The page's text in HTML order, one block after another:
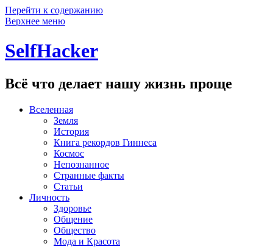
Перейти к содержанию
Верхнее меню
SelfHacker
Всё что делает нашу жизнь проще
Вселенная
Земля
История
Книга рекордов Гиннеса
Космос
Непознанное
Странные факты
Статьи
Личность
Здоровье
Общение
Общество
Мода и Красота